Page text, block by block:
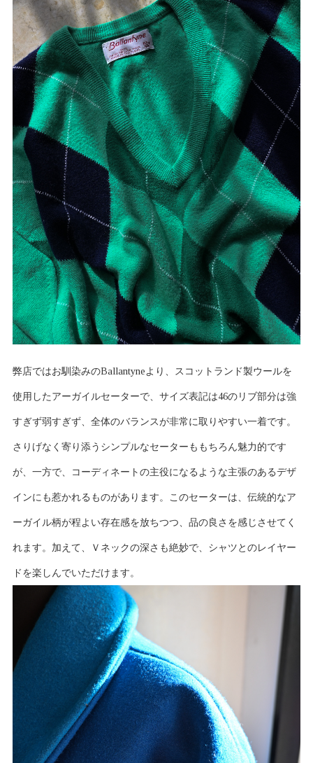
弊店ではお馴染みのBallantyneより、スコットランド製ウールを
使用したアーガイルセーターで、サイズ表記は46のリブ部分は強
すぎず弱すぎず、全体のバランスが非常に取りやすい一着です。
さりげなく寄り添うシンプルなセーターももちろん魅力的です
が、一方で、コーディネートの主役になるような主張のあるデザ
インにも惹かれるものがあります。このセーターは、伝統的なア
ーガイル柄が程よい存在感を放ちつつ、品の良さを感じさせてく
れます。加えて、Ｖネックの深さも絶妙で、シャツとのレイヤー
ドを楽しんでいただけます。